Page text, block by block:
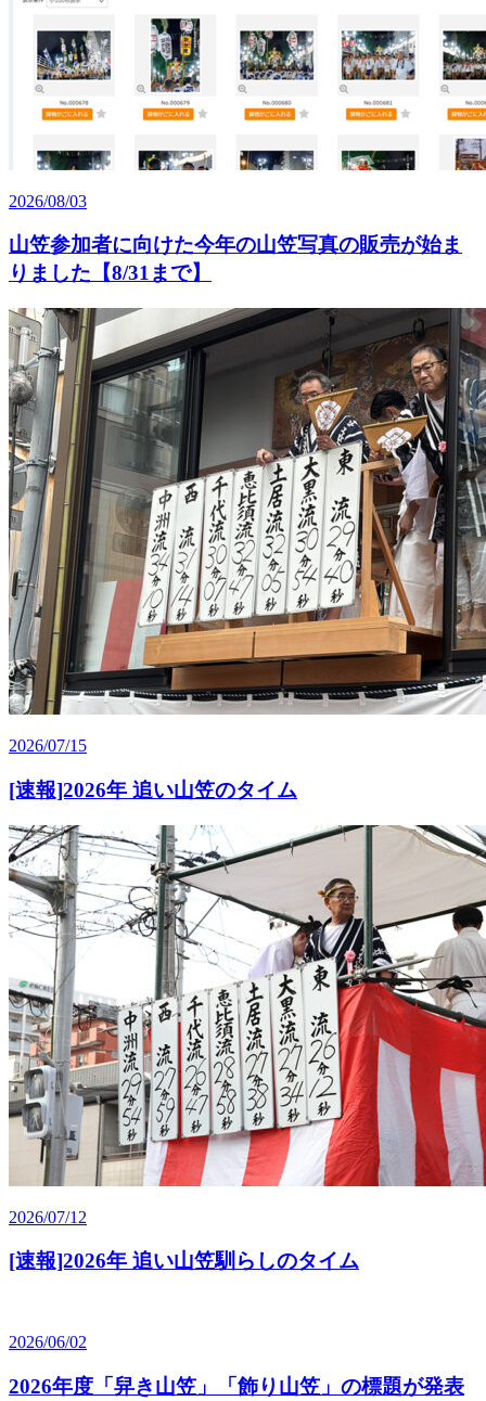
2026/08/03
山笠参加者に向けた今年の山笠写真の販売が始ま
りました【8/31まで】
2026/07/15
[速報]2026年 追い山笠のタイム
2026/07/12
[速報]2026年 追い山笠馴らしのタイム
2026/06/02
2026年度「舁き山笠」「飾り山笠」の標題が発表